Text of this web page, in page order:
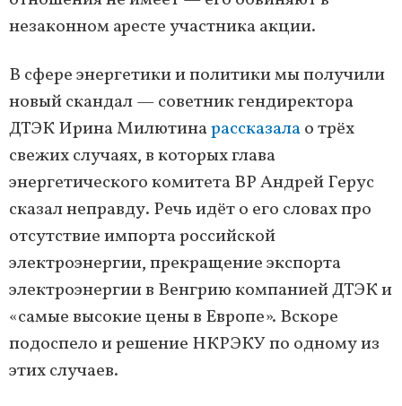
незаконном аресте участника акции.
В сфере энергетики и политики мы получили
новый скандал — советник гендиректора
ДТЭК Ирина Милютинарассказалао трёх
свежих случаях, в которых глава
энергетического комитета ВР Андрей Герус
сказал неправду. Речь идёт о его словах про
отсутствие импорта российской
электроэнергии, прекращение экспорта
электроэнергии в Венгрию компанией ДТЭК и
«самые высокие цены в Европе». Вскоре
подоспело и решение НКРЭКУ по одному из
этих случаев.